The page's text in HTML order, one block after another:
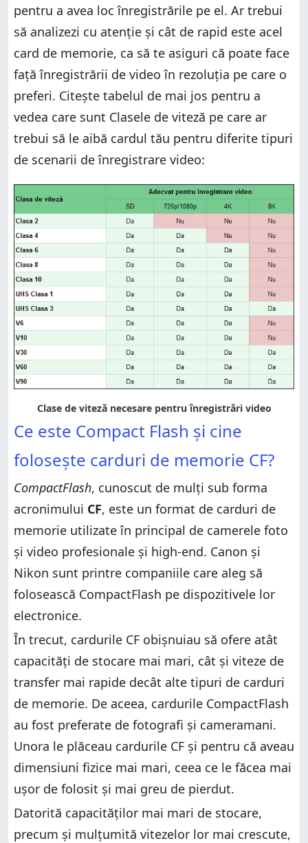
pentru a avea loc înregistrările pe el. Ar trebui
să analizezi cu atenție și cât de rapid este acel
card de memorie, ca să te asiguri că poate face
față înregistrării de video în rezoluția pe care o
preferi. Citește tabelul de mai jos pentru a
vedea care sunt Clasele de viteză pe care ar
trebui să le aibă cardul tău pentru diferite tipuri
de scenarii de înregistrare video:
Clase de viteză necesare pentru înregistrări video
Ce este Compact Flash și cine
folosește carduri de memorie CF?
CompactFlash, cunoscut de mulți sub forma
acronimului CF, este un format de carduri de
memorie utilizate în principal de camerele foto
și video profesionale și high-end. Canon și
Nikon sunt printre companiile care aleg să
folosească CompactFlash pe dispozitivele lor
electronice.
În trecut, cardurile CF obișnuiau să ofere atât
capacități de stocare mai mari, cât și viteze de
transfer mai rapide decât alte tipuri de carduri
de memorie. De aceea, cardurile CompactFlash
au fost preferate de fotografi și cameramani.
Unora le plăceau cardurile CF și pentru că aveau
dimensiuni fizice mai mari, ceea ce le făcea mai
ușor de folosit și mai greu de pierdut.
Datorită capacităților mai mari de stocare,
precum și mulțumită vitezelor lor mai crescute,